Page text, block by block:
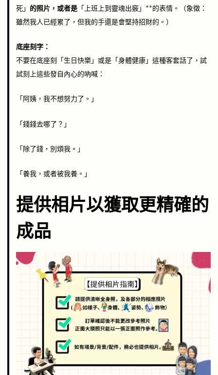
死」 的照片，或者是「上班上到靈魂出竅」**的表情。（象徵：
雖然我人已經累了，但我的手還是會堅持招財的。）
底座刻字：
不要在底座刻「生日快樂」或是「身體健康」這種客套話了，試
試刻上這些發自內心的吶喊：
「阿姨，我不想努力了。」
「錢錢去哪了？」
「除了錢，別煩我。」
「養我，或者被我養。」
提供相片以獲取更精確的
成品